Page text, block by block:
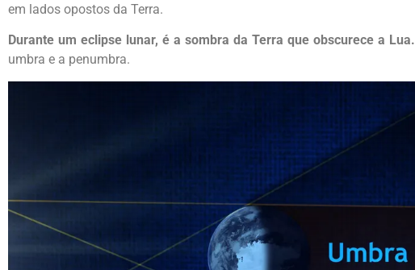
em lados opostos da Terra.
Durante um eclipse lunar, é a sombra da Terra que obscurece a Lua.
umbra e a penumbra.